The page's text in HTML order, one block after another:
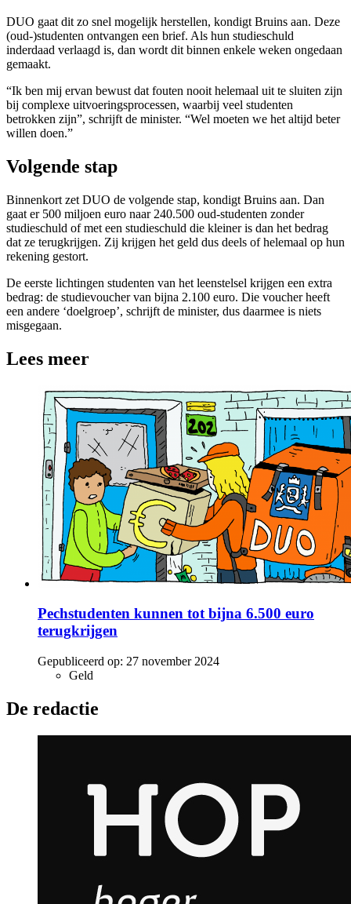
DUO gaat dit zo snel mogelijk herstellen, kondigt Bruins aan. Deze
(oud-)studenten ontvangen een brief. Als hun studieschuld
inderdaad verlaagd is, dan wordt dit binnen enkele weken ongedaan
gemaakt.
“Ik ben mij ervan bewust dat fouten nooit helemaal uit te sluiten zijn
bij complexe uitvoeringsprocessen, waarbij veel studenten
betrokken zijn”, schrijft de minister. “Wel moeten we het altijd beter
willen doen.”
Volgende stap
Binnenkort zet DUO de volgende stap, kondigt Bruins aan. Dan
gaat er 500 miljoen euro naar 240.500 oud-studenten zonder
studieschuld of met een studieschuld die kleiner is dan het bedrag
dat ze terugkrijgen. Zij krijgen het geld dus deels of helemaal op hun
rekening gestort.
De eerste lichtingen studenten van het leenstelsel krijgen een extra
bedrag: de studievoucher van bijna 2.100 euro. Die voucher heeft
een andere ‘doelgroep’, schrijft de minister, dus daarmee is niets
misgegaan.
Lees meer
Pechstudenten kunnen tot bijna 6.500 euro
terugkrijgen
Gepubliceerd op: 27 november 2024
Geld
De redactie